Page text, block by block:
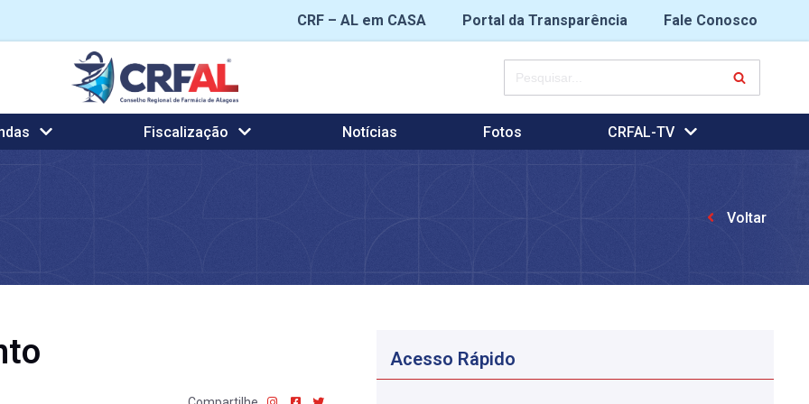
CRF – AL em CASA Portal da Transparência
Fale Conosco
Fiscalização Notícias Fotos CRFAL-TV
Voltar
Acesso Rápido